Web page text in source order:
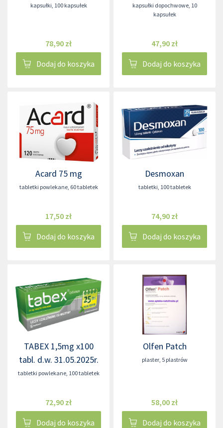
kapsułki 100 kapsułek
78,90 zł
Dodaj do koszyka
kapsułki dopochwowe, 10
kapsułek
47,90 zł
Dodaj do koszyka
Acard 75 mg
tabletki powlekane, 60 tabletek
17,50 zł
Dodaj do koszyka
Desmoxan
tabletki 100 tabletek
74,90 zł
Dodaj do koszyka
TABEX 1,5mg x100
tabl. d.w. 31.05.2025r.
tabletki powlekane, 100 tabletek
72,90 zł
Dodaj do koszyka
Olfen Patch
plaster, 5 plastrów
58,00 zł
Dodaj do koszyka